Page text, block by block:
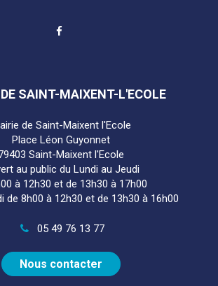
Facebook
SAINT-MAIXENT-L'ECOLE
de Saint-Maixent l'Ecole
Place Léon Guyonnet
Saint-Maixent l'Ecole
au public du Lundi au Jeudi
à 12h30 et de 13h30 à 17h00
de 8h00 à 12h30 et de 13h30 à 16h00
05 49 76 13 77
Nous contacter